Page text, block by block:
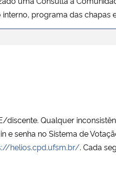
programa das
discente. Qualquer
e senha no Sistema de
helios.cpd.ufsm.br/. Cada